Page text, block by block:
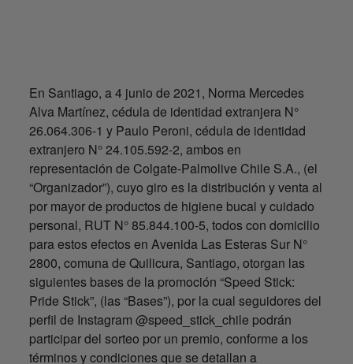
En Santiago, a 4 junio de 2021, Norma Mercedes
Alva Martínez, cédula de identidad extranjera N°
26.064.306-1 y Paulo Peroni, cédula de identidad
extranjero N° 24.105.592-2, ambos en
representación de Colgate-Palmolive Chile S.A., (el
“Organizador”), cuyo giro es la distribución y venta al
por mayor de productos de higiene bucal y cuidado
personal, RUT N° 85.844.100-5, todos con domicilio
para estos efectos en Avenida Las Esteras Sur N°
2800, comuna de Quilicura, Santiago, otorgan las
siguientes bases de la promoción “Speed Stick:
Pride Stick”, (las “Bases”), por la cual seguidores del
perfil de Instagram @speed_stick_chile podrán
participar del sorteo por un premio, conforme a los
términos y condiciones que se detallan a